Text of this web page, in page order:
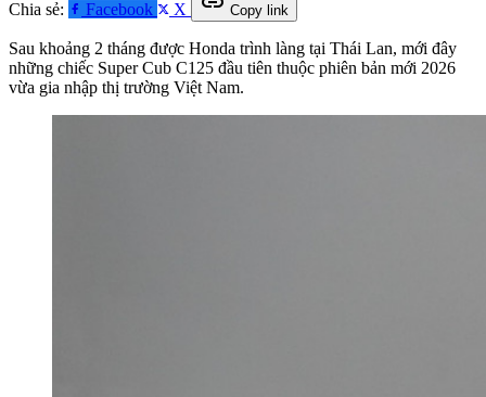
Chia sẻ: Facebook X Copy link
Sau khoảng 2 tháng được Honda trình làng tại Thái Lan, mới đây
những chiếc Super Cub C125 đầu tiên thuộc phiên bản mới 2026
vừa gia nhập thị trường Việt Nam.